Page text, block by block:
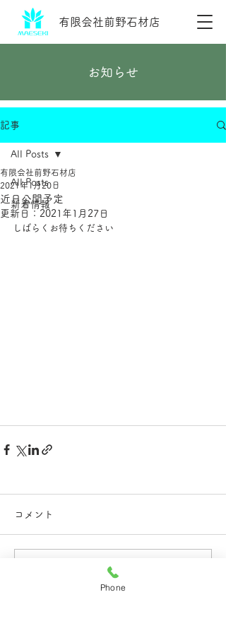
​有限会社前野石材店
​お知らせ
記事
All Posts
新着情報
All Posts
近日公開予定
有限会社前野石材店
2021年1月20日
更新日： 2021年1月27日
しばらくお待ちください
コメント
Phone